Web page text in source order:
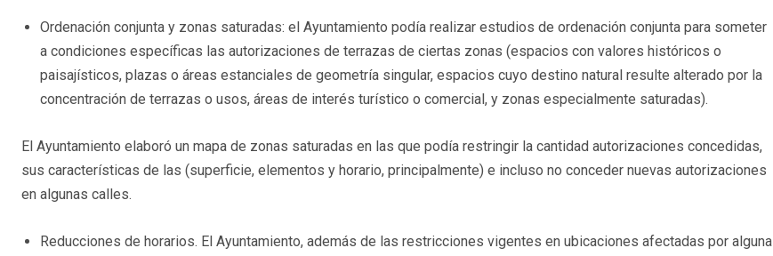
Ordenación conjunta y zonas saturadas: el Ayuntamiento podía realizar estudios de ordenación conjunta para someter
a condiciones específicas las autorizaciones de terrazas de ciertas zonas (espacios con valores históricos o
paisajísticos, plazas o áreas estanciales de geometría singular, espacios cuyo destino natural resulte alterado por la
concentración de terrazas o usos, áreas de interés turístico o comercial, y zonas especialmente saturadas).
El Ayuntamiento elaboró un mapa de zonas saturadas en las que podía restringir la cantidad autorizaciones concedidas,
sus características de las (superficie, elementos y horario, principalmente) e incluso no conceder nuevas autorizaciones
en algunas calles.
Reducciones de horarios. El Ayuntamiento, además de las restricciones vigentes en ubicaciones afectadas por alguna